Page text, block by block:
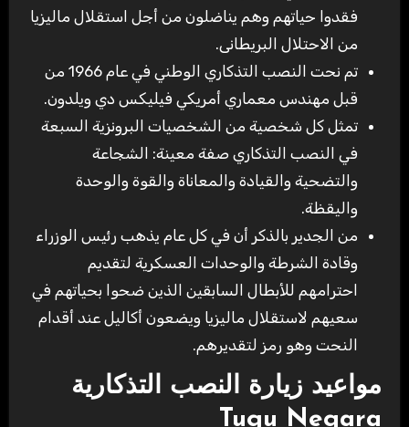
فقدوا حياتهم وهم يناضلون من أجل استقلال ماليزيا
من الاحتلال البريطانى.
تم نحت النصب التذكاري الوطني في عام 1966 من
قبل مهندس معماري أمريكي فيليكس دي ويلدون.
تمثل كل شخصية من الشخصيات البرونزية السبعة
في النصب التذكاري صفة معينة: الشجاعة
والتضحية والقيادة والمعاناة والقوة والوحدة
واليقظة.
من الجدير بالذكر أن في كل عام يذهب رئيس الوزراء
وقادة الشرطة والوحدات العسكرية لتقديم
احترامهم للأبطال السابقين الذين ضحوا بحياتهم في
سعيهم لاستقلال ماليزيا ويضعون أكاليل عند أقدام
النحت وهو رمز لتقديرهم.
مواعيد زيارة النصب التذكارية
Tugu Negara